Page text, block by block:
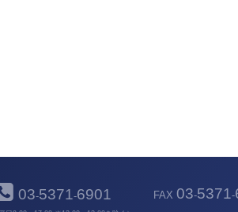
03-5371-6901 FAX 03-5371-